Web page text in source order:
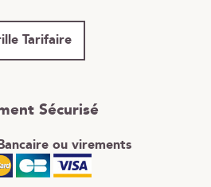
Tarifaire
Sécurisé
ou virements